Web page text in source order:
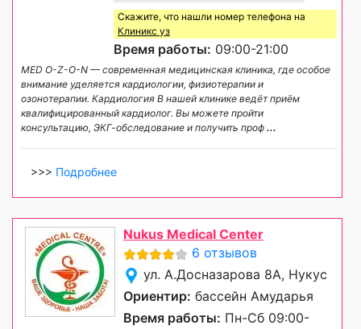
Скажите, что нашли номер телефона на
Клиникс уз
Время работы: 09:00-21:00
MED O-Z-O-N — современная медицинская клиника, где особое
внимание уделяется кардиологии, физиотерапии и
озонотерапии. Кардиология В нашей клинике ведёт приём
квалифицированный кардиолог. Вы можете пройти
консультацию, ЭКГ-обследование и получить проф ...
>>> Подробнее
Nukus Medical Center
6 отзывов
ул. А.Досназарова 8А, Нукус
Ориентир: бассейн Амударья
Время работы: Пн-Сб 09:00-